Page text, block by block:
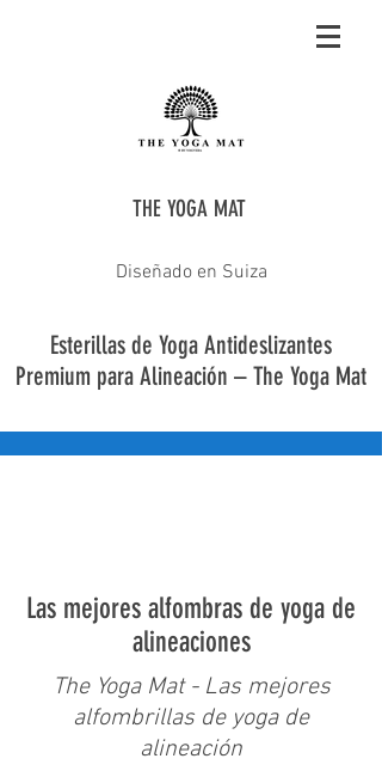
THE YOGA MAT
Diseñado en Suiza
Esterillas de Yoga Antideslizantes
Premium para Alineación – The Yoga Mat
Las mejores alfombras de yoga de
alineaciones
The Yoga Mat - Las mejores
alfombrillas de yoga de
alineación